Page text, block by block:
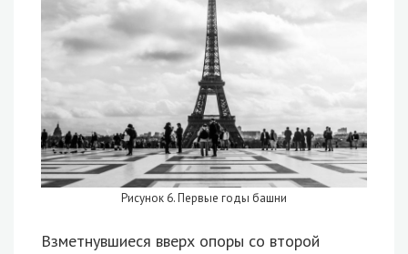
Рисунок 6. Первые годы башни
Взметнувшиеся вверх опоры со второй